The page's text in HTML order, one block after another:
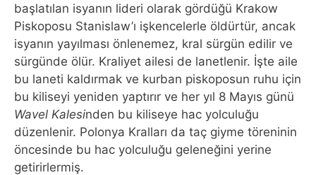
başlatılan isyanın lideri olarak gördüğü Krakow
Piskoposu Stanislaw’ı işkencelerle öldürtür, ancak
isyanın yayılması önlenemez, kral sürgün edilir ve
sürgünde ölür. Kraliyet ailesi de lanetlenir. İşte aile
bu laneti kaldırmak ve kurban piskoposun ruhu için
bu kiliseyi yeniden yaptırır ve her yıl 8 Mayıs günü
Wavel Kalesinden bu kiliseye hac yolculuğu
düzenlenir. Polonya Kralları da taç giyme töreninin
öncesinde bu hac yolculuğu geleneğini yerine
getirirlermiş.